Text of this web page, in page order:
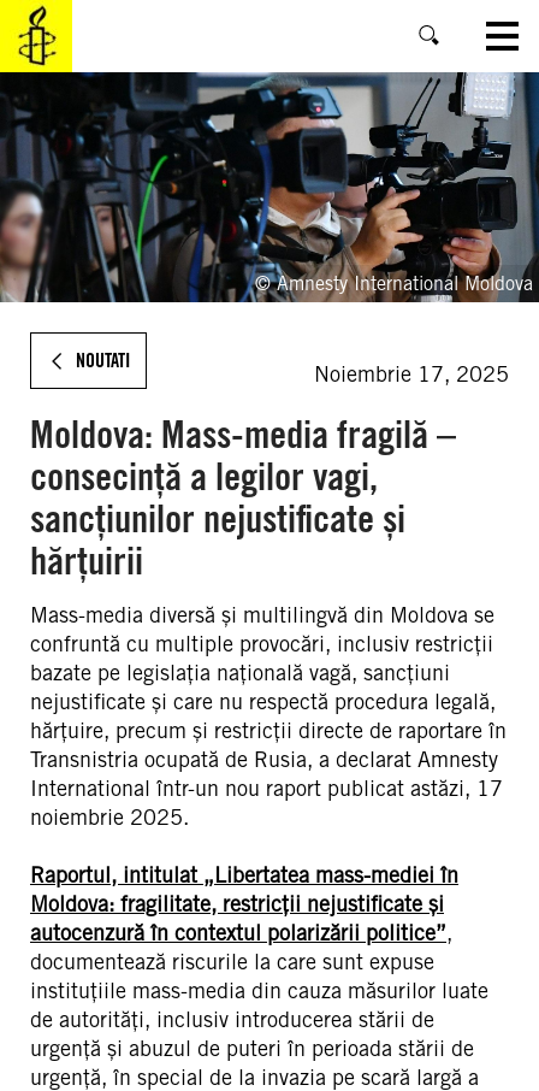
SKIP
MAIN
CONTENT
© Amnesty International Moldova
NOUTATI
Noiembrie 17, 2025
Moldova: Mass-media fragilă –
consecință a legilor vagi,
sancțiunilor nejustificate și
hărțuirii
Mass-media diversă și multilingvă din Moldova se
confruntă cu multiple provocări, inclusiv restricții
bazate pe legislația națională vagă, sancțiuni
nejustificate și care nu respectă procedura legală,
hărțuire, precum și restricții directe de raportare în
Transnistria ocupată de Rusia, a declarat Amnesty
International într-un nou raport publicat astăzi, 17
noiembrie 2025.
Raportul, intitulat „Libertatea mass-mediei în
Moldova: fragilitate, restricții nejustificate și
autocenzură în contextul polarizării politice”,
documentează riscurile la care sunt expuse
instituțiile mass-media din cauza măsurilor luate
de autorități, inclusiv introducerea stării de
urgență și abuzul de puteri în perioada stării de
urgență, în special de la invazia pe scară largă a